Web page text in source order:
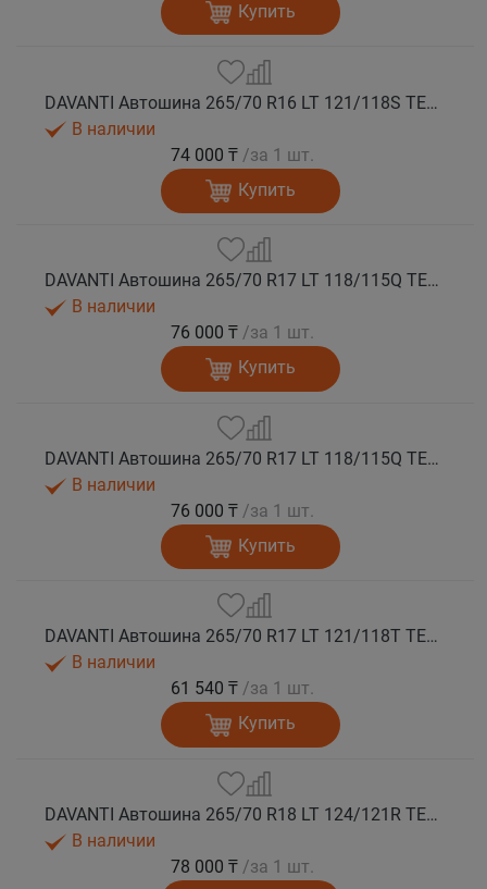
Купить
DAVANTI Автошина 265/70 R16 LT 121/118S TERRATOURA A/T RWL 10PR RPR M+S
В наличии
74 000 ₸ /за 1 шт.
Купить
DAVANTI Автошина 265/70 R17 LT 118/115Q TERRATOURA A/T RBL 8PR RPR M+S
В наличии
76 000 ₸ /за 1 шт.
Купить
DAVANTI Автошина 265/70 R17 LT 118/115Q TERRATOURA A/T RWL 8PR RPR M+S
В наличии
76 000 ₸ /за 1 шт.
Купить
DAVANTI Автошина 265/70 R17 LT 121/118T TERRATOURA A/T RBL 10PR M+S
В наличии
61 540 ₸ /за 1 шт.
Купить
DAVANTI Автошина 265/70 R18 LT 124/121R TERRATOURA A/T RWL 10PR RPR M+S
В наличии
78 000 ₸ /за 1 шт.